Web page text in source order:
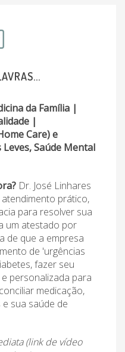
da Família |
|
Care) e
Saúde Mental
Dr. José Linhares
prático,
para resolver sua
um atestado por
de que a empresa
de 'urgências
fazer seu
personalizada para
medicação,
sua saúde de
(link de vídeo